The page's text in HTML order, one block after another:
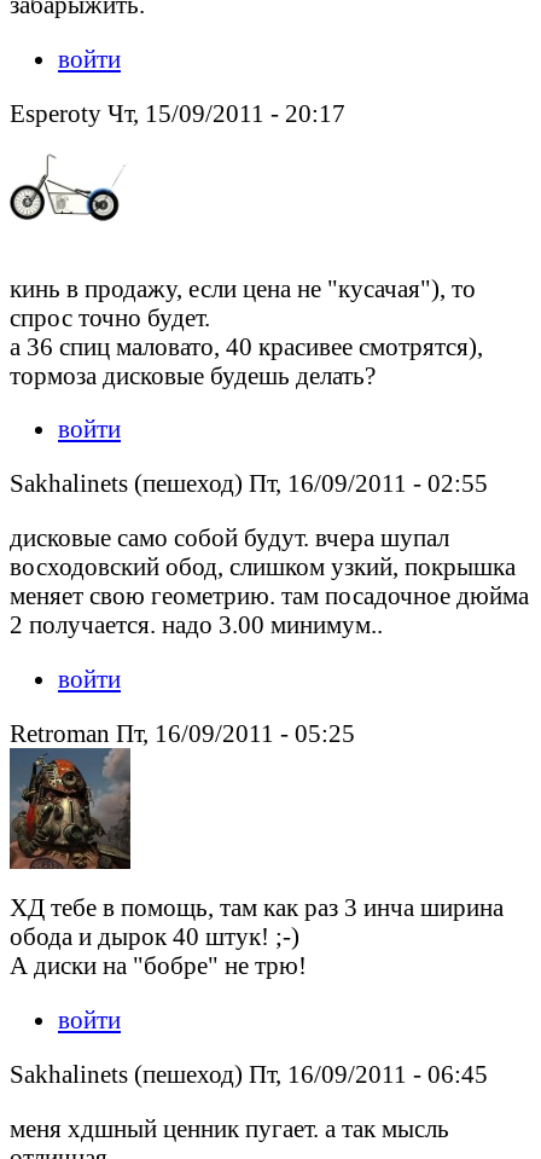
войти
Esperoty Чт, 15/09/2011 - 20:17
кинь в продажу, если цена не "кусачая"), то
спрос точно будет.
а 36 спиц маловато, 40 красивее смотрятся),
тормоза дисковые будешь делать?
войти
Sakhalinets (пешеход) Пт, 16/09/2011 - 02:55
дисковые само собой будут. вчера шупал
восходовский обод, слишком узкий, покрышка
меняет свою геометрию. там посадочное дюйма
2 получается. надо 3.00 минимум..
войти
Retroman Пт, 16/09/2011 - 05:25
ХД тебе в помощь, там как раз 3 инча ширина
обода и дырок 40 штук! ;-)
А диски на "бобре" не трю!
войти
Sakhalinets (пешеход) Пт, 16/09/2011 - 06:45
меня хдшный ценник пугает. а так мысль